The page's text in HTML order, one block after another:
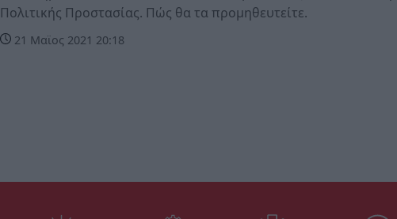
Πολιτικής Προστασίας. Πώς θα τα προμηθευτείτε.
21 Μαϊος 2021 20:18